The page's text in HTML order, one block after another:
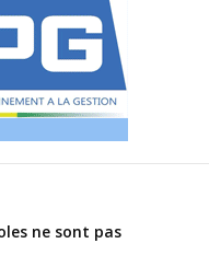
ne sont pas